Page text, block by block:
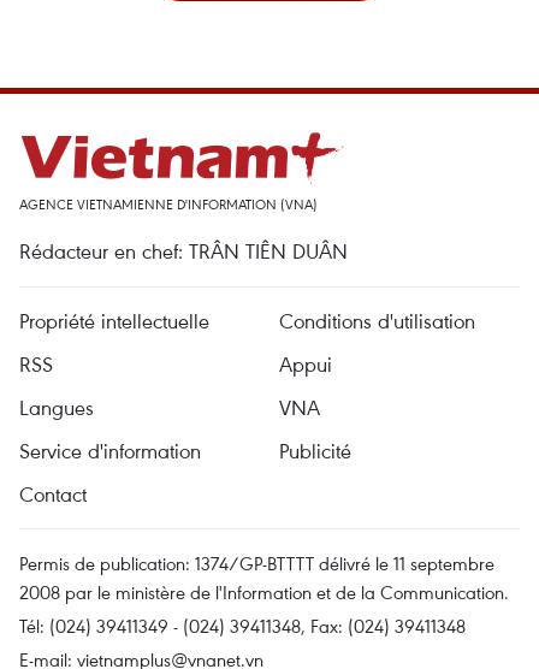
AGENCE VIETNAMIENNE D'INFORMATION (VNA)
Rédacteur en chef: TRÂN TIÊN DUÂN
Propriété intellectuelle
Conditions d'utilisation
RSS
Appui
Langues
VNA
Service d'information
Publicité
Contact
Permis de publication: 1374/GP-BTTTT délivré le 11 septembre
2008 par le ministère de l'Information et de la Communication.
Tél: (024) 39411349 - (024) 39411348, Fax: (024) 39411348
E-mail: vietnamplus@vnanet.vn